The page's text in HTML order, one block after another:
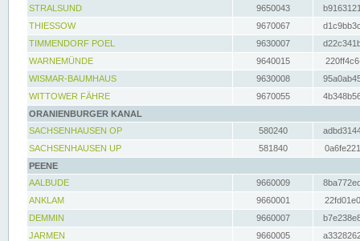
STRALSUND
9650043
THIESSOW
9670067
TIMMENDORF POEL
9630007
WARNEMÜNDE
9640015
WISMAR-BAUMHAUS
9630008
WITTOWER FÄHRE
9670055
ORANIENBURGER KANAL
SACHSENHAUSEN OP
580240
SACHSENHAUSEN UP
581840
PEENE
AALBUDE
9660009
ANKLAM
9660001
DEMMIN
9660007
JARMEN
9660005